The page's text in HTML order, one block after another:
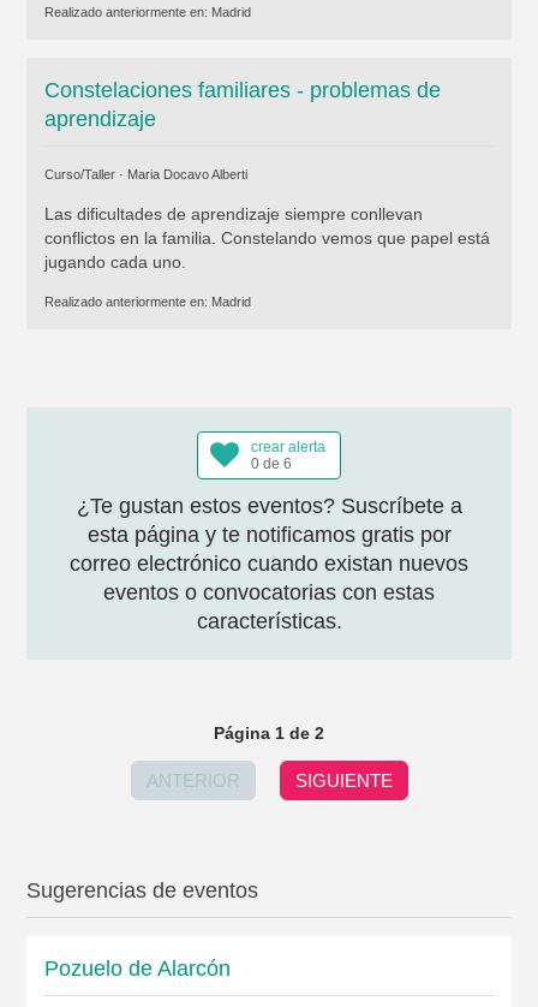
Realizado anteriormente en: Madrid
Constelaciones familiares - problemas de
aprendizaje
Curso/Taller · Maria Docavo Alberti
Las dificultades de aprendizaje siempre conllevan
conflictos en la familia. Constelando vemos que papel está
jugando cada uno.
Realizado anteriormente en: Madrid
crear alerta
0 de 6
¿Te gustan estos eventos? Suscríbete a
esta página y te notificamos gratis por
correo electrónico cuando existan nuevos
eventos o convocatorias con estas
características.
Página 1 de 2
ANTERIOR SIGUIENTE
Sugerencias de eventos
Pozuelo de Alarcón